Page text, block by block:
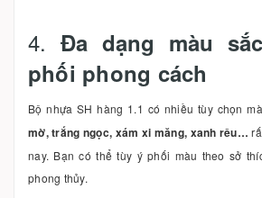
4. Đa dạng màu
phối phong cách
Bộ nhựa SH hàng 1.1 có nhiều tùy chọn
mờ, trắng ngọc, xám xi măng, xanh rêu…
nay. Bạn có thể tùy ý phối màu theo sở
phong thủy.